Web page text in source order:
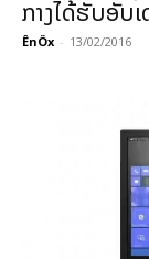
ກາງໄດ້ຮັບອັບ
ÊnÖx - 13/02/2016